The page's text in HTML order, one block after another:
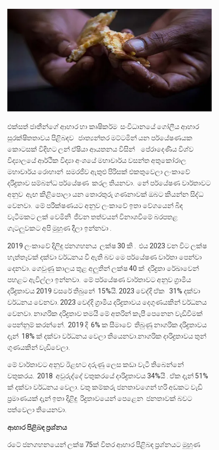
දිවයින පුරා පිහිටි බන්ධනාගාරවල පවතින දැඩි තදබදය හේතුවෙන් බන්ධනාගාර පද්ධතිය තුළ දැඩි අවදානම් තත්ත්වයක් නිර්මාණය…
එක්සත් ජාතීන්ගේ ආහාර හා කෘෂිකර්ම සංවිධානයේ ගෝලීය ආහාර
සුරක්ෂිතතාවය පිළිබඳව ජාත්‍යන්තර මට්ටමින් යන පර්යේෂණයක
කොටසක් විදිහට ලන් ඒෂියා ආයතනය විසින් පේරාදෙණිය විශ්ව
විද්‍යාලයේ ආර්ථික විද්‍යා අංශයේ මහාචාර්ය වසන්ත අතුකෝරාල
මහාචාර්ය රොහාන් සමරජීව ඇතුළු පිරිසක් එකතුවෙලා ලංකාවේ
දරිද්‍රතාව සම්බන්ධ පර්යේෂණ කරල තියනවා. නේ පර්යේෂණ වාර්තාවට
අනුව ඇඟ කිළිපොලා යන තොරතුරු ගණනාවක් ඔබට කියන්න සිද්ධ
වෙනවා. මේ පරීක්ෂණයට අනුව ලංකාවේ ඉතා වේගයෙන් බිඳ
වැටීමකට ලක් වෙමිනි ජීවන තත්වයන් විනාශවීමේ බරපතළ
ගැටලුවකට අපි මුහුණ දීලා ඉන්නවා .
2019 ලංකාවේ දිලිඳු ජනගහනය ලක්ෂ 30 කි . එය 2023 වන විට ලක්ෂ
හැත්තෑවක් දක්වා වර්ධනය වී ඇති බව මෙ පර්යේෂණ වාර්තා පෙන්වා
දෙනවා. ගෙවුණු කාලය තුළ අලුතින් ලක්ෂ 40 ක් දරිද්‍රතා රේඛාවෙන්
පහළට ඇවිල්ලා ඉන්නවා. මේ පර්යේෂණ වාර්තාවට අනුව ග්‍රාමීය
දරිද්‍රතාවය 2019 වසරේ තිබුනේ 15%යි. 2023 වෙද්දි ඒක 31% දක්වා
වර්ධනය වෙනවා. 2023 වෙද්දි ‍ග්‍රාමීය දරිද්‍රතාවය දෙගුණයකින් වර්ධනය
වෙනවා. නාගරික දරිද්‍රතාව තමයි මේ අතරින් කැපී පෙනෙන වැඩිවීමක්
පෙන්නුම් කරන්නේ. 2019 දි 6% ක සීමාවේ තිබුණු නාගරික දරිද්‍රතාවය
දැන් 18% ක් දක්වා වර්ධනය වෙලා තියෙනවා.නාගරික දාරිද්‍රතාවය තුන්
ගුණයකින් වැඩිවෙලා.
මේ වාර්තාවට අනුව ඊළඟට දරුණු ලෙස කඩා වැටී තිබෙන්නේ
වතුකරය. 2018 අවුරුද්දේ වතුකරයේ දාරිද්‍රතාවය 34%යි . ඒක දැන් 51%
ක් දක්වා වර්ධනය වෙලා. වතු කම්කරු ජනතාවගෙන් හරි අඩකට වැඩි
ප්‍රමාණයක් දැන් ඉතා දිළිඳු රිද්‍රතාවයෙන් පෙළෙන ජනතාවක් බවට
පත්වෙලා තියෙනවා.
ආහාර පිළිබඳ ප්‍රශ්නය
රටේ ජනගහනයෙන් ලක්ෂ 75ක් විතර ආහාර පිළිබඳ ප්‍රශ්නයට මුහුණ